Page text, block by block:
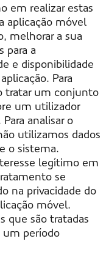
em realizar estas
aplicação móvel
melhorar a sua
para a
e disponibilidade
Para
tratar um conjunto
um utilizador
analisar o
utilizamos dados
o sistema.
legítimo em
se
na privacidade do
móvel.
que são tratadas
um período